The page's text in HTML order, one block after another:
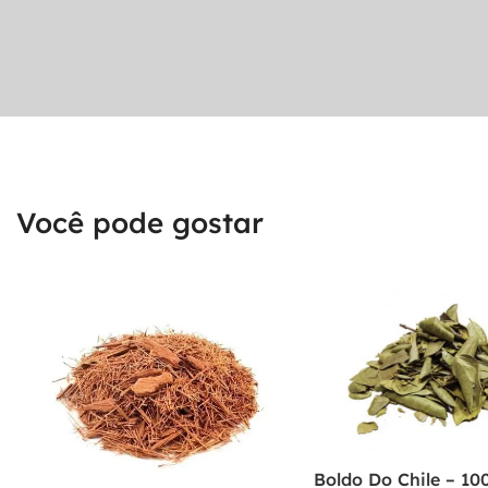
Você pode gostar
Boldo Do Chile –